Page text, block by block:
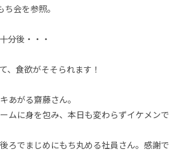
会を参照。
分後・・・
、食欲がそそられます！
あがる齋藤さん。
ムに身を包み、本日も変わらずイケメンで
ろでまじめにもち丸める社員さん。感謝で